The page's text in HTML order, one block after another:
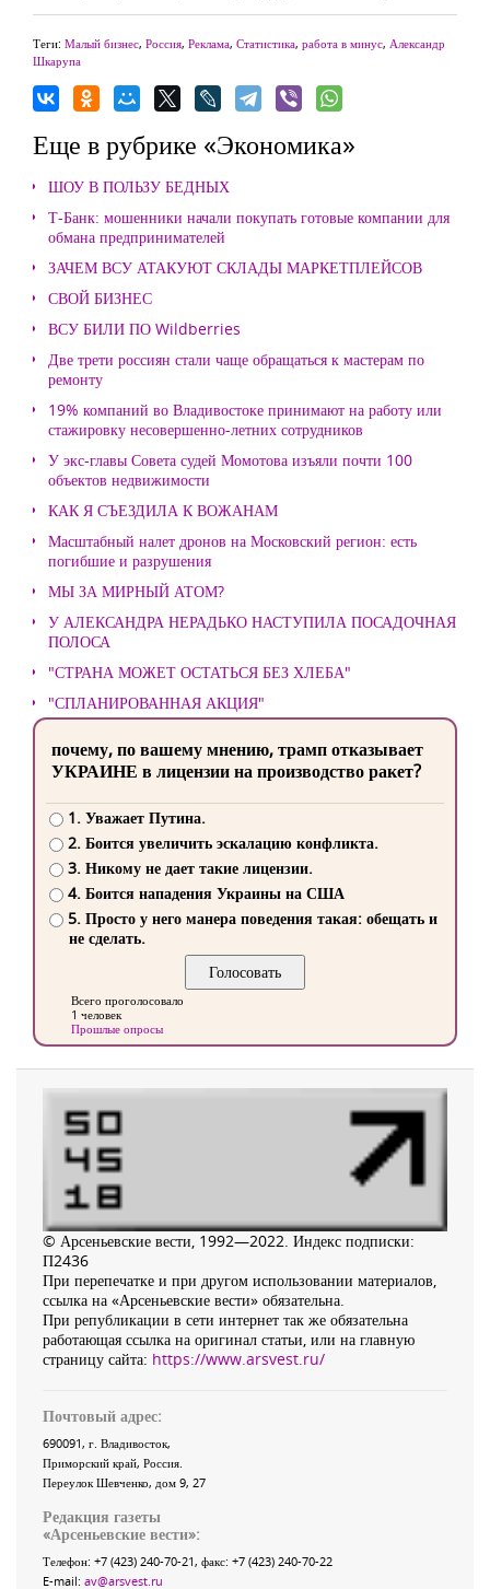
Теги: Малый бизнес, Россия, Реклама, Статистика, работа в минус, Александр
Шкарупа
Еще в рубрике «Экономика»
ШОУ В ПОЛЬЗУ БЕДНЫХ
Т-Банк: мошенники начали покупать готовые компании для
обмана предпринимателей
ЗАЧЕМ ВСУ АТАКУЮТ СКЛАДЫ МАРКЕТПЛЕЙСОВ
СВОЙ БИЗНЕС
ВСУ БИЛИ ПО Wildberries
Две трети россиян стали чаще обращаться к мастерам по
ремонту
19% компаний во Владивостоке принимают на работу или
стажировку несовершенно-летних сотрудников
У экс-главы Совета судей Момотова изъяли почти 100
объектов недвижимости
КАК Я СЪЕЗДИЛА К ВОЖАНАМ
Масштабный налет дронов на Московский регион: есть
погибшие и разрушения
МЫ ЗА МИРНЫЙ АТОМ?
У АЛЕКСАНДРА НЕРАДЬКО НАСТУПИЛА ПОСАДОЧНАЯ
ПОЛОСА
"СТРАНА МОЖЕТ ОСТАТЬСЯ БЕЗ ХЛЕБА"
"СПЛАНИРОВАННАЯ АКЦИЯ"
почему, по вашему мнению, трамп отказывает
УКРАИНЕ в лицензии на производство ракет?
1. Уважает Путина.
2. Боится увеличить эскалацию конфликта.
3. Никому не дает такие лицензии.
4. Боится нападения Украины на США
5. Просто у него манера поведения такая: обещать и
не сделать.
Всего проголосовало
1 человек
Прошлые опросы
© Арсеньевские вести, 1992—2022. Индекс подписки:
П2436
При перепечатке и при другом использовании материалов,
ссылка на «Арсеньевские вести» обязательна.
При републикации в сети интернет так же обязательна
работающая ссылка на оригинал статьи, или на главную
страницу сайта: https://www.arsvest.ru/
Почтовый адрес:
690091, г. Владивосток,
Приморский край, Россия
Переулок Шевченко, дом 9, 27
Редакция газеты
«Арсеньевские вести»:
Телефон: +7 (423) 240-70-21, факс: +7 (423) 240-70-22
E-mail: av@arsvest.ru